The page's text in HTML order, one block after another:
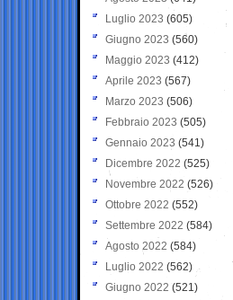
Luglio 2023 (605)
Giugno 2023 (560)
Maggio 2023 (412)
Aprile 2023 (567)
Marzo 2023 (506)
Febbraio 2023 (505)
Gennaio 2023 (541)
Dicembre 2022 (525)
Novembre 2022 (526)
Ottobre 2022 (552)
Settembre 2022 (584)
Agosto 2022 (584)
Luglio 2022 (562)
Giugno 2022 (521)